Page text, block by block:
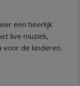
een heerlijk
live muziek,
voor de kinderen.